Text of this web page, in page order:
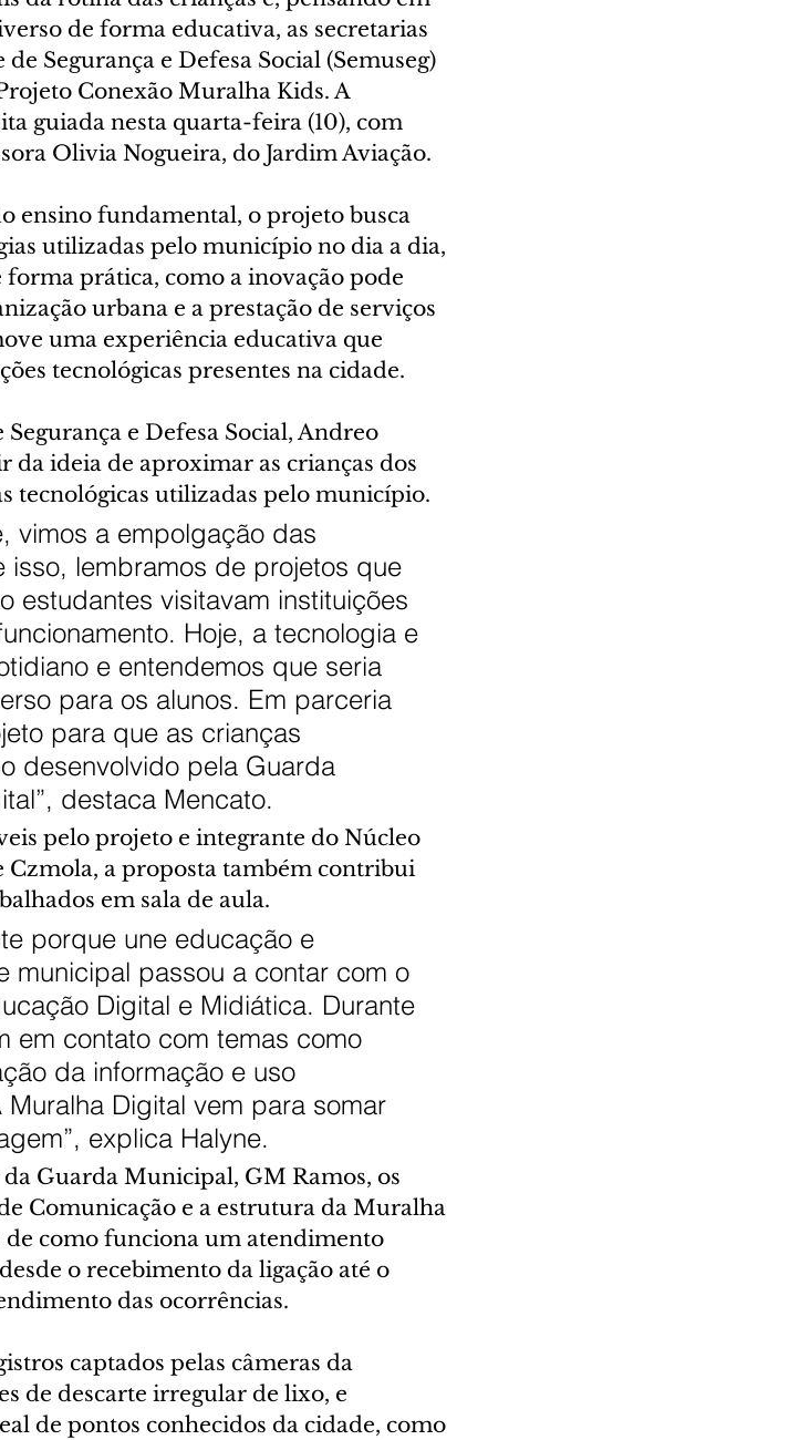
de forma educativa, as secretarias
Segurança e Defesa Social (Semuseg)
Conexão Muralha Kids. A
guiada nesta quarta-feira (10), com
Olivia Nogueira, do Jardim Aviação.
ensino fundamental, o projeto busca
utilizadas pelo município no dia a dia,
prática, como a inovação pode
urbana e a prestação de serviços
uma experiência educativa que
tecnológicas presentes na cidade.
e Defesa Social, Andreo
ideia de aproximar as crianças dos
tecnológicas utilizadas pelo município.
vimos a empolgação das
isso, lembramos de projetos que
estudantes visitavam instituições
Hoje, a tecnologia e
e entendemos que seria
para os alunos. Em parceria
para que as crianças
desenvolvido pela Guarda
destaca Mencato.
pelo projeto e integrante do Núcleo
Czmola, a proposta também contribui
em sala de aula.
porque une educação e
municipal passou a contar com o
Digital e Midiática. Durante
em contato com temas como
da informação e uso
Digital vem para somar
explica Halyne.
Guarda Municipal, GM Ramos, os
Comunicação e a estrutura da Muralha
de como funciona um atendimento
o recebimento da ligação até o
das ocorrências.
captados pelas câmeras da
de descarte irregular de lixo, e
de pontos conhecidos da cidade, como